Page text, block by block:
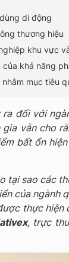
di động
thương hiệu
khu vực
khả năng
mục tiêu
đối với
vẫn cho
bất ổn
tại sao các
của ngành
thực
, trực